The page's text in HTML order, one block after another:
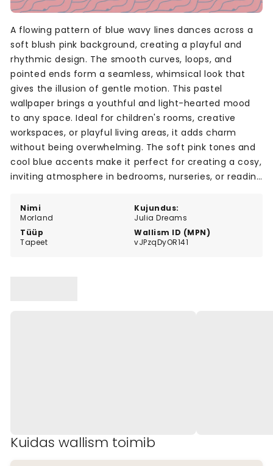
Nimi
Morland
Kujundus:
Julia Dreams
Tüüp
Tapeet
Wallism ID (MPN)
vJPzqDyOR141
A flowing pattern of blue wavy lines dances across a
soft blush pink background, creating a playful and
rhythmic design. The smooth curves, loops, and
pointed ends form a seamless, whimsical look that
gives the illusion of gentle motion. This pastel
wallpaper brings a youthful and light-hearted mood
to any space. Ideal for children's rooms, creative
workspaces, or playful living areas, it adds charm
without being overwhelming. The soft pink tones and
cool blue accents make it perfect for creating a cosy,
inviting atmosphere in bedrooms, nurseries, or reading
modern design.
Kuidas wallism toimib